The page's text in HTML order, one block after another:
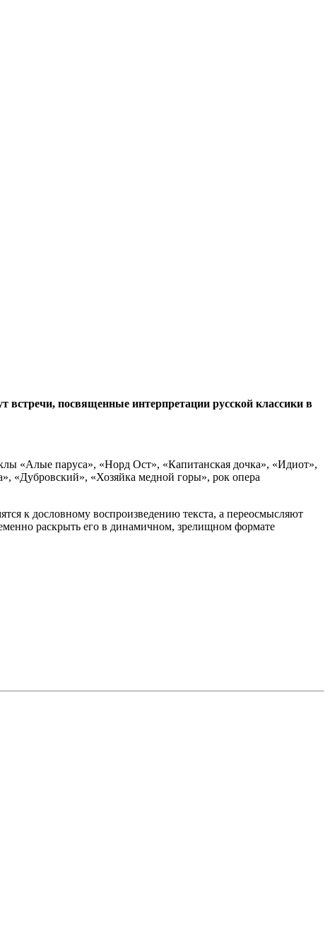
посвященные интерпретации русской классики в
«Алые паруса», «Норд Ост», «Капитанская дочка», «Идиот»,
«Дубровский», «Хозяйка медной горы», рок опера
к дословному воспроизведению текста, а переосмысляют
раскрыть его в динамичном, зрелищном формате